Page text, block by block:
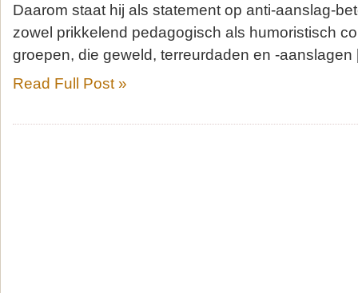
Daarom staat hij als statement op anti-aanslag-
zowel prikkelend pedagogisch als humoristisch
groepen, die geweld, terreurdaden en -
Read Full Post »